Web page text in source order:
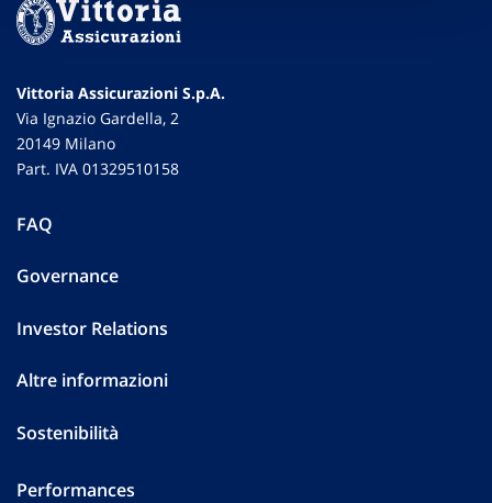
Vittoria Assicurazioni S.p.A.
Via Ignazio Gardella, 2
20149 Milano
Part. IVA 01329510158
FAQ
Governance
Investor Relations
Altre informazioni
Sostenibilità
Performances